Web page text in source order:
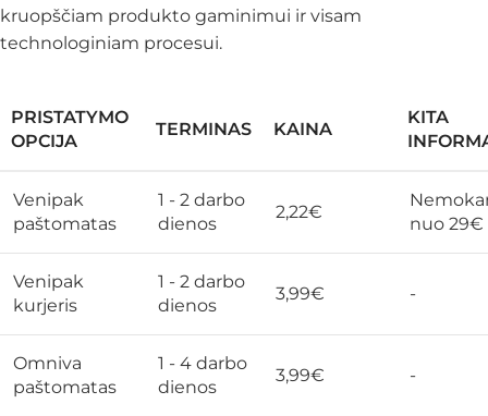
kruopščiam produkto gaminimui ir visam
technologiniam procesui.
PRISTATYMO
OPCIJA
TERMINAS KAINA
KITA
Venipak
paštomatas
1 - 2 darbo
dienos
2,22€
nuo 29€
Venipak
kurjeris
1 - 2 darbo
dienos
3,99€ -
Omniva
paštomatas
1 - 4 darbo
dienos
3,99€ -